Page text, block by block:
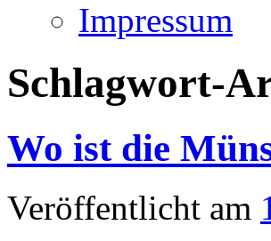
Impressum
Schlagwort-
Wo ist die
Veröffentlicht am